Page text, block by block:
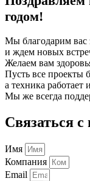
годом!
Мы благодарим вас
и ждем новых
Желаем вам
Пусть все проекты
а техника
Мы же всегда
Связаться
Имя
Компания
Email